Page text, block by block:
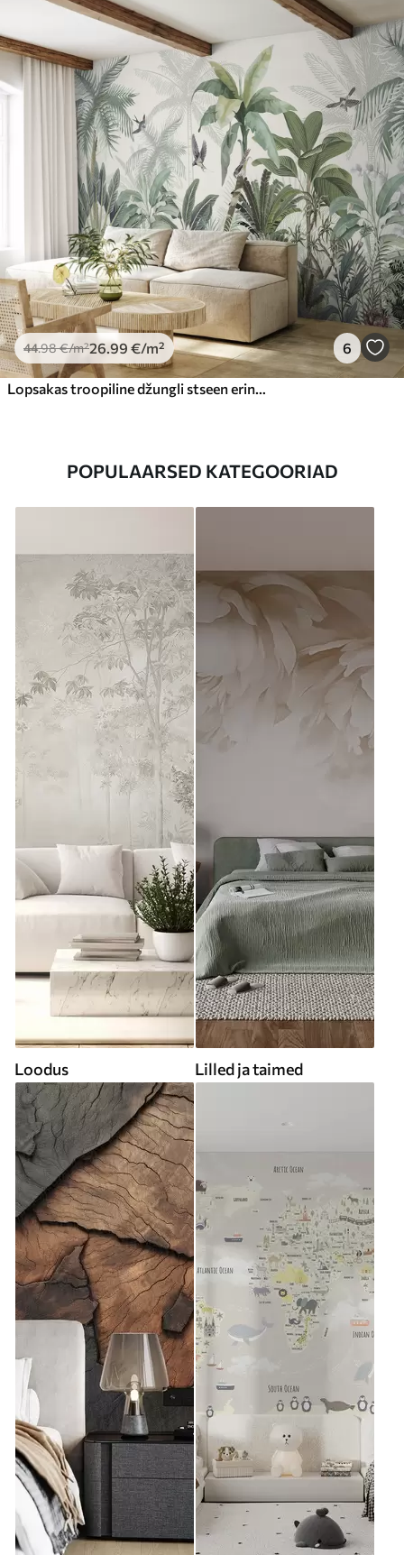
44.98€/m²26.99 €/m² 6
POPULAARSED KATEGOORIAD
Loodus Lilled ja taimed